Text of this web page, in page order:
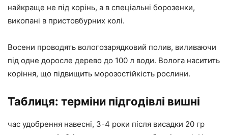
найкраще не під корінь, а в спеціальні борозенки,
викопані в пристовбурних колі.
Восени проводять вологозарядковий полив, виливаючи
під одне доросле дерево до 100 л води. Волога наситить
коріння, що підвищить морозостійкість рослини.
Таблиця: терміни підгодівлі вишні
час удобрення навесні, 3-4 роки після висадки 20 гр